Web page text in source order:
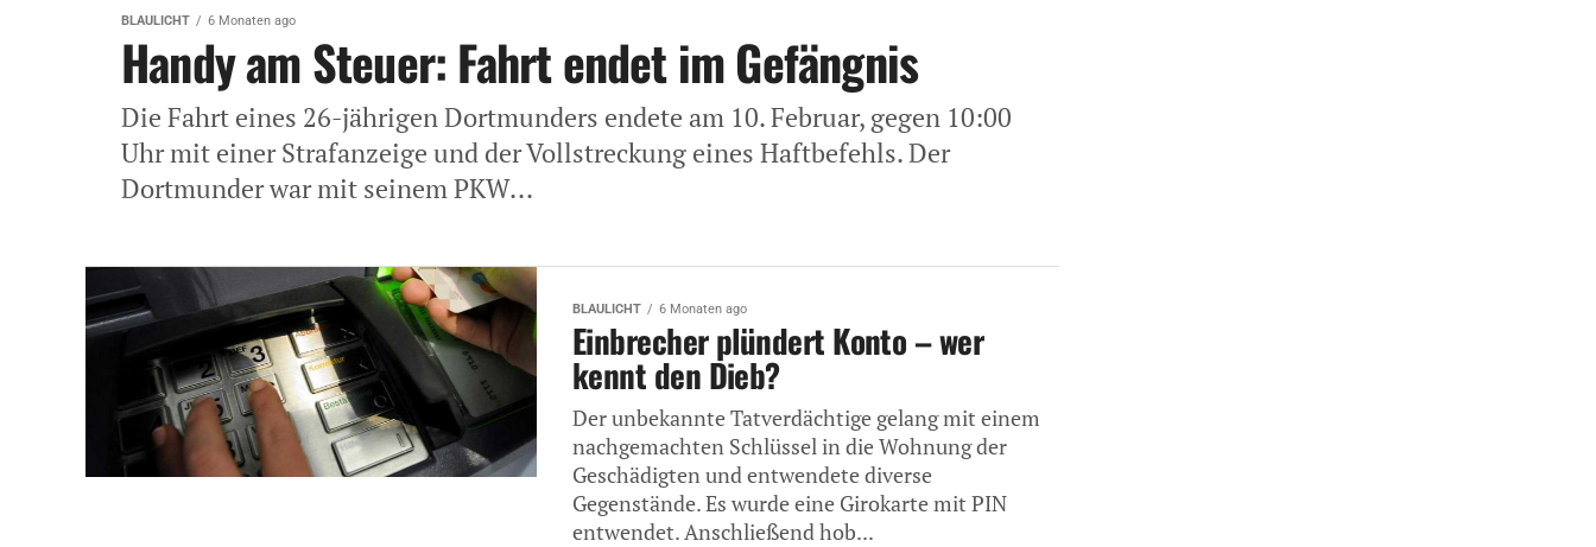
BLAULICHT 6 Monaten ago
Handy am Steuer: Fahrt endet im Gefängnis
Die Fahrt eines 26-jährigen Dortmunders endete am 10. Februar, gegen 10:00
Uhr mit einer Strafanzeige und der Vollstreckung eines Haftbefehls. Der
Dortmunder war mit seinem PKW...
BLAULICHT 6 Monaten ago
Einbrecher plündert Konto – wer
kennt den Dieb?
Der unbekannte Tatverdächtige gelang mit einem
nachgemachten Schlüssel in die Wohnung der
Geschädigten und entwendete diverse
Gegenstände. Es wurde eine Girokarte mit PIN
entwendet. Anschließend hob...